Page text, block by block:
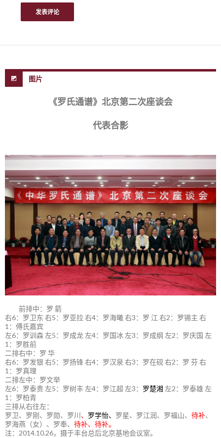
图片
《罗氏通谱》北京第二次座谈会
代表合影
前排中：罗 箭
右6：罗卫东 右5：罗亚拉 右4：罗海曦 右3：罗 江 右2：罗锡主 右
1：傅氏嘉宾
左6：罗训森 左5：罗成龙 左4：罗国冰 左3：罗成纲 左2：罗庆国 左
1：罗胜前
二排右中：罗 华
右6：罗发银 右5：罗扬锋 右4：罗汉泉 右3：罗在砚 右2：罗 芬 右
1：罗真理
二排左中：罗文举
左6：罗泰贵 左5：罗树丰 左4：罗江超 左3： 罗楚湘 左2：罗泰雄 左
1：罗柏青
三排从右往左：
罗卫、罗刚、罗勋、罗川 、 罗学怡、 罗星、罗江润、罗福山、 待补、
罗海燕（女）、罗奉、 待补、待补。
注：2014.10.26，摄于丰台总后北京基地会议室。